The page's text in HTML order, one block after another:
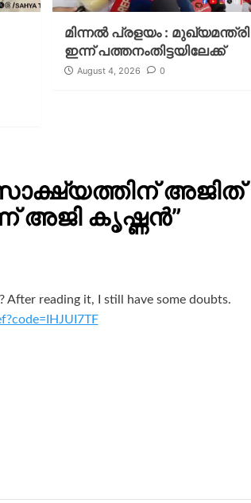
മിന്നല്‍ പ്രളയം : മുഖ്യമന്ത്രി
ഇന്ന് പത്തനംതിട്ടയിലേക്ക്
August 4, 2026 0
അജിത്
അജി കൃഷ്ണൻ”
reading it, I still have some doubts.